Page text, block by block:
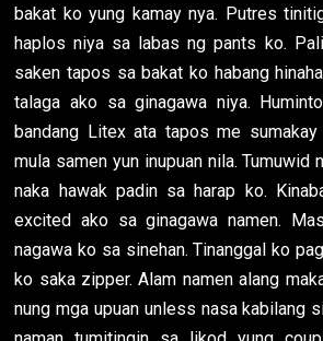
bakat ko yung kamay nya. Putres
haplos niya sa labas ng pants ko.
saken tapos sa bakat ko habang
talaga ako sa ginagawa niya.
bandang Litex ata tapos me
mula samen yun inupuan nila. Tumuwid
naka hawak padin sa harap ko.
excited ako sa ginagawa namen.
nagawa ko sa sinehan. Tinanggal ko
ko saka zipper. Alam namen alang
nung mga upuan unless nasa kabilang